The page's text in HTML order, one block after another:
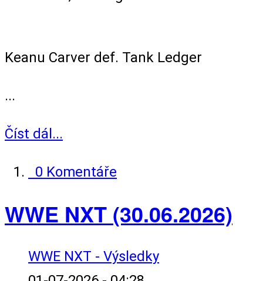
Keanu Carver def. Tank Ledger
...
Číst dál...
0 Komentáře
WWE NXT (30.06.2026)
WWE NXT - Výsledky